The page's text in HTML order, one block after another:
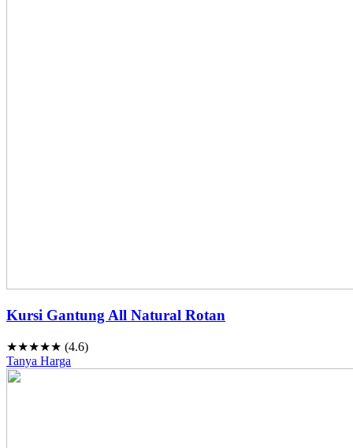
Kursi Gantung All Natural Rotan
★★★★★ (4.6)
Tanya Harga